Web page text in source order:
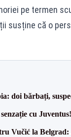
pe termen
susține că o
doi bărbați,
cu
Vučić la